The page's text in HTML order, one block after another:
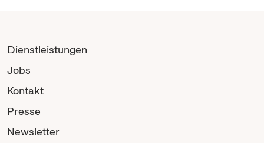
Dienstleistungen
Jobs
Kontakt
Presse
Newsletter